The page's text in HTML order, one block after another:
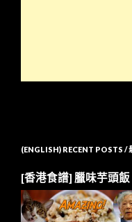
(ENGLISH) RECENT POSTS /
[香港食譜] 臘味芋頭飯